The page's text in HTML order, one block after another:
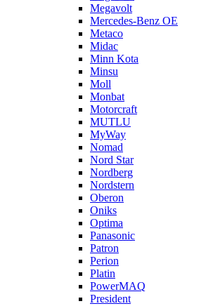
Megavolt
Mercedes-Benz OE
Metaco
Midac
Minn Kota
Minsu
Moll
Monbat
Motorcraft
MUTLU
MyWay
Nomad
Nord Star
Nordberg
Nordstern
Oberon
Oniks
Optima
Panasonic
Patron
Perion
Platin
PowerMAQ
President